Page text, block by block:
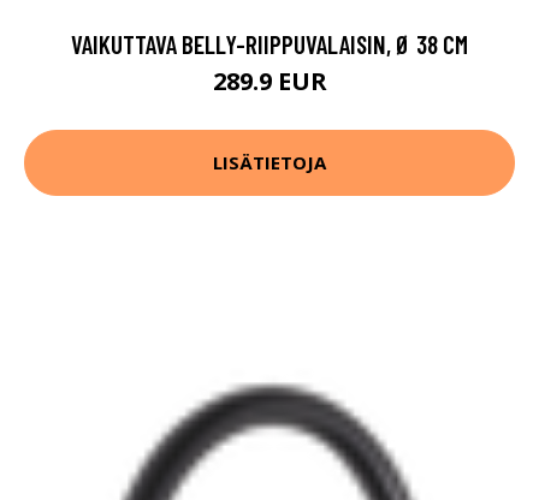
VAIKUTTAVA BELLY-RIIPPUVALAISIN, Ø 38 CM
289.9 EUR
LISÄTIETOJA